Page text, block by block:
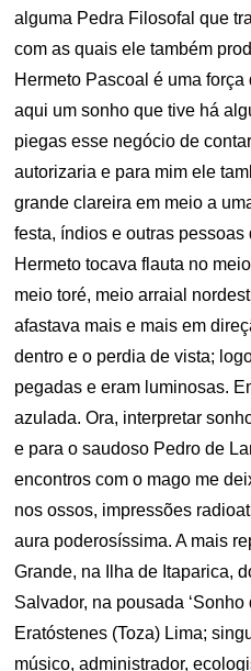
alguma Pedra Filosofal que
com as quais ele também
Hermeto Pascoal é uma
aqui um sonho que tive há
piegas esse negócio de
autorizaria e para mim ele
grande clareira em meio a
festa, índios e outras pessoas
Hermeto tocava flauta no
meio toré, meio arraial
afastava mais e mais em
dentro e o perdia de vista;
pegadas e eram luminosas.
azulada. Ora, interpretar
e para o saudoso Pedro de
encontros com o mago me
nos ossos, impressões
aura poderosíssima. A mais
Grande, na Ilha de Itaparica,
Salvador, na pousada ‘Sonho
Eratóstenes (Toza) Lima;
músico, administrador,